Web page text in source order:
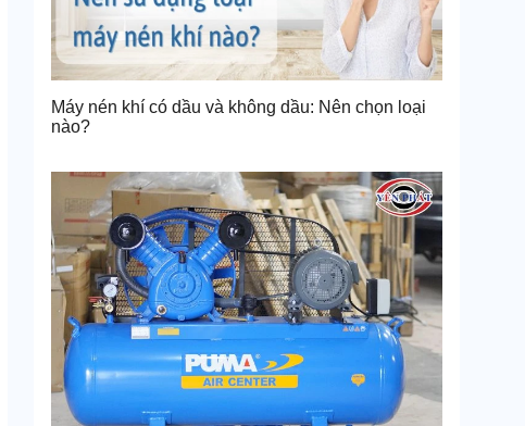
Máy nén khí có dầu và không dầu: Nên chọn loại
nào?